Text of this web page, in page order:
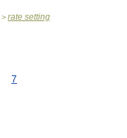
> rate setting
7